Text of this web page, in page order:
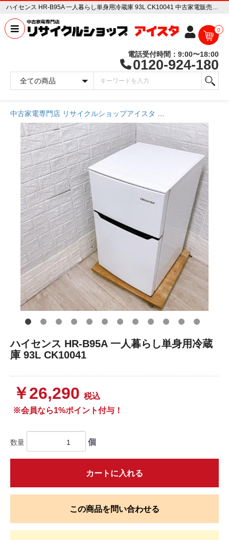
ハイセンス HR-B95A 一人暮らし単身用冷蔵庫 93L CK10041 中古家電販売専門店 リサイクルショップ アイスタ
0
電話受付時間：9:00〜18:00
0120-924-180
中古家電専門店 リサイクルショップアイスタ
ハイセンス HR-B95A 一人暮らし単身用冷蔵
庫 93L CK10041
￥26,290 税込
※会員なら1%ポイント付与！
数量 個
カートに入れる
この商品を問い合わせる